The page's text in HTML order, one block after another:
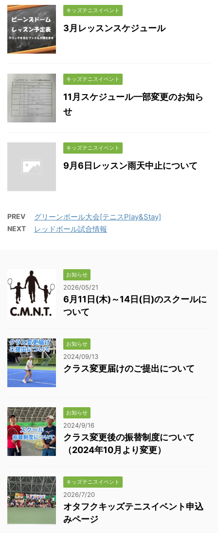
キッズテニスイベント
3月レッスンスケジュール
キッズテニスイベント
11月スケジュール一部変更のお知ら
せ
キッズテニスイベント
9月6日レッスン雨天中止について
PREV グリーンボール大会[テニスPlay&Stay]
NEXT レッドボール試合情報
お知らせ
2026/05/21
6月11日(木)～14日(日)のスクールに
ついて
お知らせ
2024/09/13
クラス変更届けのご提出について
お知らせ
2024/9/16
クラス変更後の振替制度について
（2024年10月より変更）
キッズテニスイベント
2026/7/20
オタフクキッズテニスイベント申込
みページ